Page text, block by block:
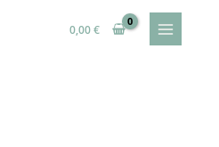
0,00€